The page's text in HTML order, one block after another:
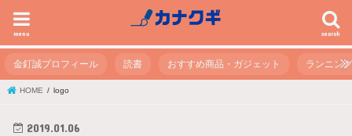
search
menu
金釘誠プロフィール 読書 おすすめ商品・ガジェット ランニング
HOME logo
2019.01.06